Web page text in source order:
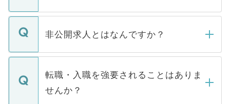
ご登録いただきましたら、弊社担当者がご
登録内容を確認し、その後メールもしくは
ます。通常、5営業日以内にはご連絡をせて
いただきますので、しばらくお待ちくださ
非公開求人とはなんですか？
マイナビDOCTORで取り扱っている求人の
うち約3割は、Webサイトからご覧いただ
けない「非公開求人」です。非公開求人は
下記の理由によって、一般には公開してい
転職・入職を強要されることはありま
せんか？